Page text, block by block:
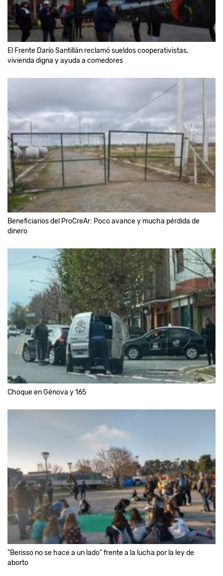
El Frente Darío Santillán reclamó sueldos cooperativistas,
vivienda digna y ayuda a comedores
Beneficiarios del ProCreAr: Poco avance y mucha pérdida de
dinero
Choque en Génova y 165
"Berisso no se hace a un lado" frente a la lucha por la ley de
aborto